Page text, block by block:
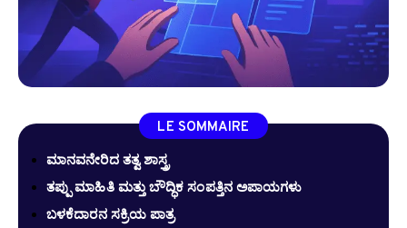
LE SOMMAIRE
ಮಾನವನೇರಿದ ತತ್ವ ಶಾಸ್ತ್ರ
ತಪ್ಪು ಮಾಹಿತಿ ಮತ್ತು ಬೌದ್ಧಿಕ ಸಂಪತ್ತಿನ ಅಪಾಯಗಳು
ಬಳಕೆದಾರನ ಸಕ್ರಿಯ ಪಾತ್ರ